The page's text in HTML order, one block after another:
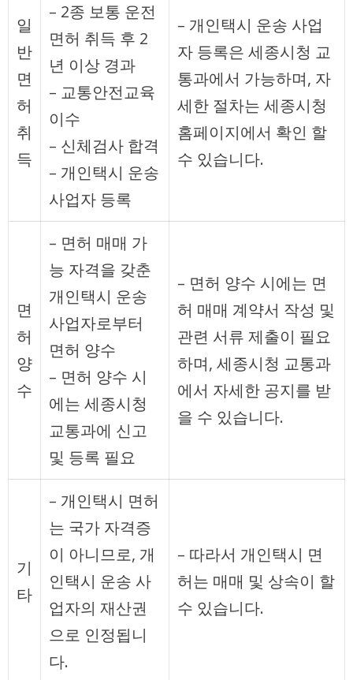
일
반
면
허
취
득
– 2종 보통 운전
면허 취득 후 2
년 이상 경과
– 교통안전교육
이수
– 신체검사 합격
– 개인택시 운송
사업자 등록
– 개인택시 운송 사업
자 등록은 세종시청 교
통과에서 가능하며, 자
세한 절차는 세종시청
홈페이지에서 확인 할
수 있습니다.
면
허
양
수
– 면허 매매 가
능 자격을 갖춘
개인택시 운송
사업자로부터
면허 양수
– 면허 양수 시
에는 세종시청
교통과에 신고
및 등록 필요
– 면허 양수 시에는 면
허 매매 계약서 작성 및
관련 서류 제출이 필요
하며, 세종시청 교통과
에서 자세한 공지를 받
을 수 있습니다.
기
타
– 개인택시 면허
는 국가 자격증
이 아니므로, 개
인택시 운송 사
업자의 재산권
으로 인정됩니
다.
– 따라서 개인택시 면
허는 매매 및 상속이 할
수 있습니다.